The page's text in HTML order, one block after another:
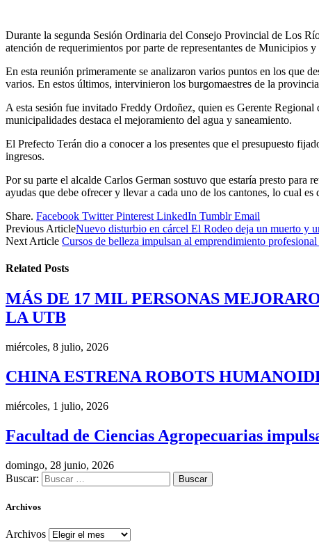
Durante la segunda Sesión Ordinaria del Consejo Provincial de Los
atención de requerimientos por parte de representantes de Municipios
En esta reunión primeramente se analizaron varios puntos en los que
varios. En estos últimos, intervinieron los burgomaestres de la
A esta sesión fue invitado Freddy Ordoñez, quien es Gerente
municipalidades destaca el mejoramiento del agua y saneamiento.
El Prefecto Terán dio a conocer a los presentes que el presupuesto
ingresos.
Por su parte el alcalde Carlos German sostuvo que estaría presto para
ayudas que debe ofrecer y llevar a cada uno de los cantones, lo cual
Share. Facebook Twitter Pinterest LinkedIn Tumblr Email
Previous ArticleNuevo disturbio en cárcel El Rodeo deja un muerto y
Next Article Cursos de belleza impulsan al emprendimiento profesional
Related Posts
MÁS DE 17 MIL PERSONAS
LA UTB
miércoles, 8 julio, 2026
CHINA ESTRENA ROBOTS
miércoles, 1 julio, 2026
Facultad de Ciencias Agropecuarias
domingo, 28 junio, 2026
Buscar:
Archivos
Archivos